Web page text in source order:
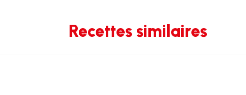
Recettes similaires